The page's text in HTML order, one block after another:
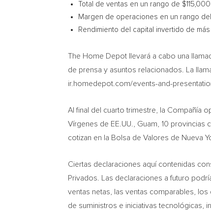
Total de ventas en un rango de $115,000
Margen de operaciones en un rango
Rendimiento del capital invertido de
The Home Depot llevará a cabo una
de prensa y asuntos relacionados. La
ir.homedepot.com/events-and-
Al final del cuarto trimestre, la Compañía
Vírgenes de EE.UU., Guam , 10
cotizan en la Bolsa de Valores de Nueva
Ciertas declaraciones aquí contenidas
Privados. Las declaraciones a futuro
ventas netas, las ventas comparables,
de suministros e iniciativas tecnológicas,